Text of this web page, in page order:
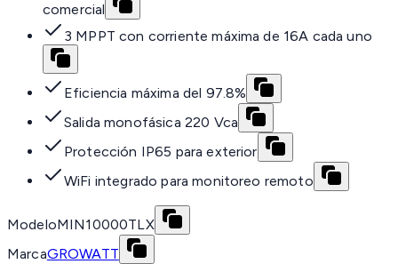
comercial
3 MPPT con corriente máxima de 16A cada uno
Eficiencia máxima del 97.8%
Salida monofásica 220 Vca
Protección IP65 para exterior
WiFi integrado para monitoreo remoto
ModeloMIN10000TLX
MarcaGROWATT